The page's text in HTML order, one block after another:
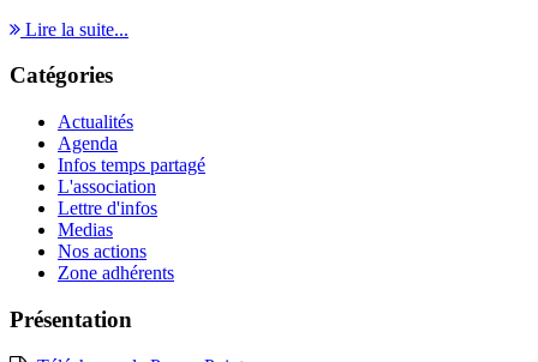
Lire la suite...
Catégories
Actualités
Agenda
Infos temps partagé
L'association
Lettre d'infos
Medias
Nos actions
Zone adhérents
Présentation